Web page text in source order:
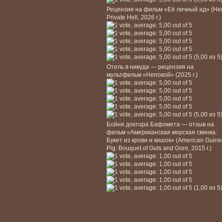
Рецензия на фильм «Её личный ад»
Private Hell, 2026 г.)
(5,00 из 5)
Отель в никуда — рецензия на
мультфильм «Непокой» (2025 г.)
(5,00 из 5)
Бойня доктора Бафомета — отзыв на
фильм «Американская морская свинка:
Букет из крови и кишок» (American
Pig: Bouquet of Guts and Gore, 2015 г.)
(1,00 из 5)